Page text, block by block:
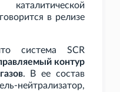
в релизе
система SCR
контур
. В ее состав